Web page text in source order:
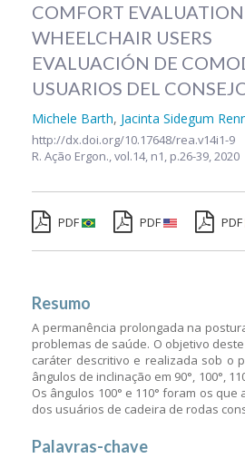
COMFORT
WHEELCHAIR USERS
EVALUACIÓN DE
USUARIOS DEL
Michele Barth, Jacinta Sidegum
http://dx.doi.org/10.17648/rea.v14i1-9
R. Ação Ergon.,vol.14, n1, p.26-39, 2020
PDF PDF
PDF
Resumo
A permanência prolongada na
problemas de saúde. O objetivo
caráter descritivo e realizada sob o
ângulos de inclinação em 90°, 100°,
Os ângulos 100° e 110° foram os
dos usuários de cadeira de rodas
Palavras-chave